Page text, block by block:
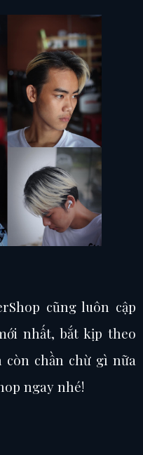
cũng luôn cập
nhất, bắt kịp theo
còn chần chừ gì nữa
ngay nhé!